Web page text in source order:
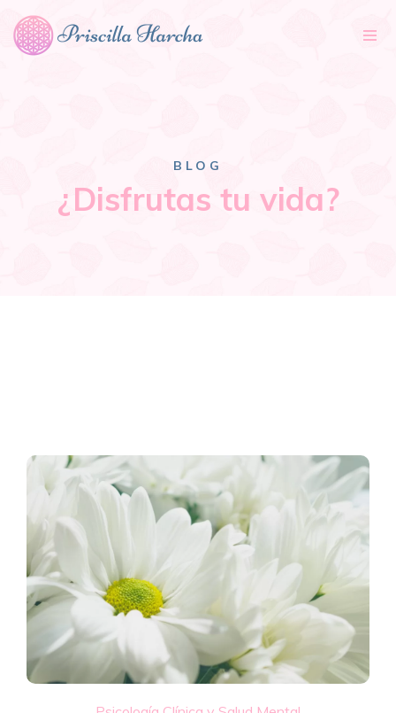
BLOG
¿Disfrutas tu vida?